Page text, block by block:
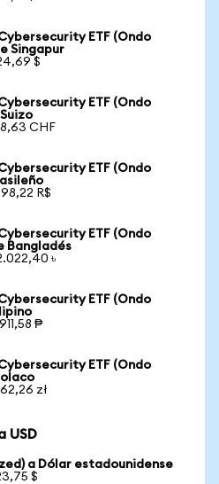
ETF (Ondo
Singapur
$
ETF (Ondo
CHF
ETF (Ondo
R$
ETF (Ondo
Bangladés
৳
ETF (Ondo
₱
ETF (Ondo
zł
USD
a Dólar estadounidense
$